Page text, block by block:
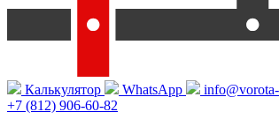
Калькулятор WhatsApp
+7 (812) 906-60-82